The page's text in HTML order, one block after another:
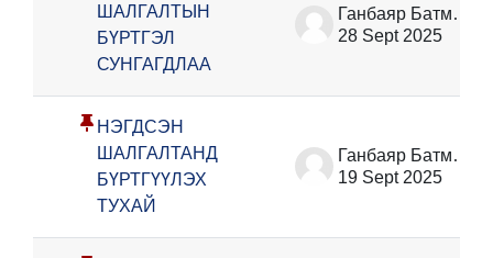
ШАЛГАЛТЫН
БҮРТГЭЛ
СУНГАГДЛАА
Ганбаяр Батмөнх
28 Sept 2025
НЭГДСЭН
ШАЛГАЛТАНД
БҮРТГҮҮЛЭХ
ТУХАЙ
Ганбаяр Батмөнх
19 Sept 2025